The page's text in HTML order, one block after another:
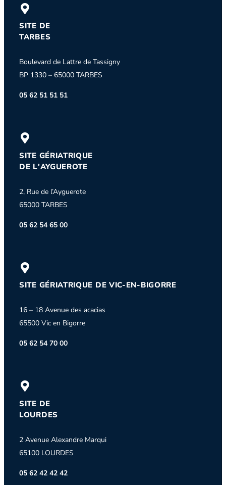
SITE DE
TARBES
Boulevard de Lattre de Tassigny
BP 1330 – 65000 TARBES
05 62 51 51 51
SITE GÉRIATRIQUE
DE L'AYGUEROTE
2, Rue de l’Ayguerote
65000 TARBES
05 62 54 65 00
SITE GÉRIATRIQUE DE VIC-EN-BIGORRE
16 – 18 Avenue des acacias
65500 Vic en Bigorre
05 62 54 70 00
SITE DE
LOURDES
2 Avenue Alexandre Marqui
65100 LOURDES
05 62 42 42 42